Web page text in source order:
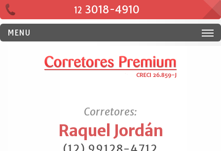
12 3018-4910
MENU
Corretores:
Raquel Jordán